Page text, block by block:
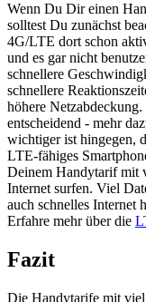
Wenn Du Dir einen
solltest Du zunächst
4G/LTE dort schon
und es gar nicht
schnellere
schnellere
höhere
entscheidend - mehr
wichtiger ist hingegen,
LTE-fähiges
Deinem Handytarif mit
Internet surfen. Viel
auch schnelles Internet
Erfahre mehr über die
Fazit
Die Handytarife mit